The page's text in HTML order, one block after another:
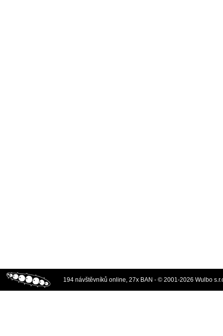
194 návštěvníků online, 27x BAN - © 2001-2026 Wulbo